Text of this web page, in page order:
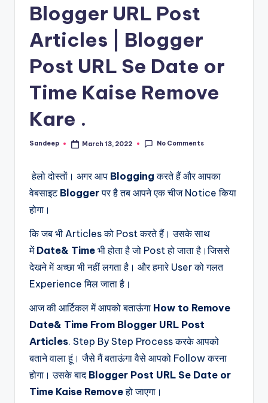
Blogger URL Post
Articles | Blogger
Post URL Se Date or
Time Kaise Remove
Kare .
Posted
Sandeep March 13, 2022 No Comments
हेलो दोस्तों। अगर आप Bloggingकरते हैं और आपका
वेबसाइट Bloggerपर है तब आपने एक चीज Notice किया
होगा।
कि जब भी Articles को Post करते हैं। उसके साथ
में Date& Time भी होता है जो Post हो जाता है।जिससे
देखने में अच्छा भी नहीं लगता है। और हमारे User को गलत
Experience मिल जाता है।
आज की आर्टिकल में आपको बताऊंगा How to Remove
Date& Time From Blogger URL Post
Articles. Step By Step Process करके आपको
बताने वाला हूं। जैसे मैं बताऊंगा वैसे आपको Follow करना
होगा। उसके बाद Blogger Post URL Se Date or
Time Kaise Removeहो जाएगा।